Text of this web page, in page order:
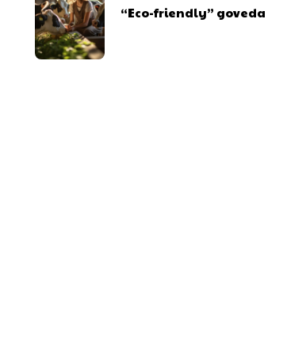
“Eco-friendly” goveda